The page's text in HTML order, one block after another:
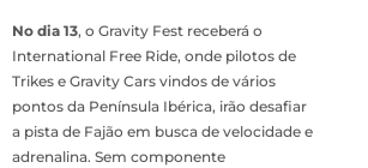
No dia 13, o Gravity Fest receberá o
International Free Ride, onde pilotos de
Trikes e Gravity Cars vindos de vários
pontos da Península Ibérica, irão desafiar
a pista de Fajão em busca de velocidade e
adrenalina. Sem componente